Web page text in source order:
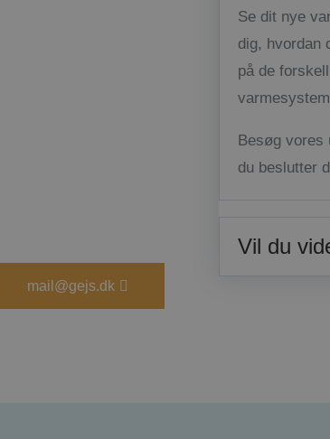
mail@gejs.dk
Se dit nye
dig, hvordan
på de
Besøg vores
du beslutter
Vil du